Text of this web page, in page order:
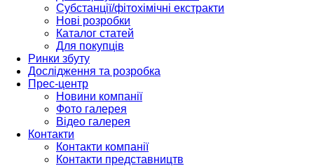
Субстанції/фітохімічні екстракти
Нові розробки
Каталог статей
Для покупців
Ринки збуту
Дослідження та розробка
Прес-центр
Новини компанії
Фото галерея
Відео галерея
Контакти
Контакти компанії
Контакти представництв